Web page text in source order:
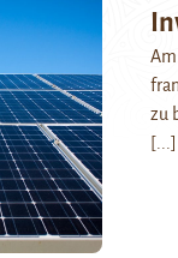
zu
[...]